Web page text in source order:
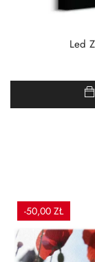
Led
-50,00 ZŁ